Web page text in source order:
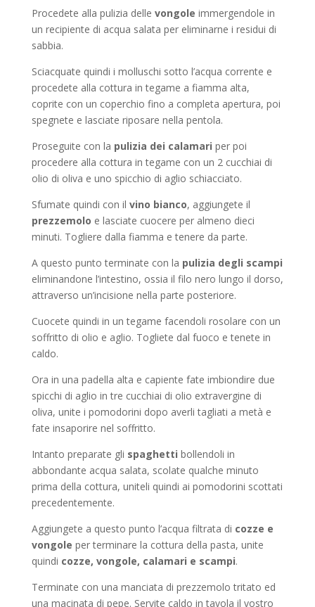
Procedete alla pulizia delle vongole immergendole in
un recipiente di acqua salata per eliminarne i residui di
sabbia.
Sciacquate quindi i molluschi sotto l’acqua corrente e
procedete alla cottura in tegame a fiamma alta,
coprite con un coperchio fino a completa apertura, poi
spegnete e lasciate riposare nella pentola.
Proseguite con la pulizia dei calamari per poi
procedere alla cottura in tegame con un 2 cucchiai di
olio di oliva e uno spicchio di aglio schiacciato.
Sfumate quindi con il vino bianco, aggiungete il
prezzemolo e lasciate cuocere per almeno dieci
minuti. Togliere dalla fiamma e tenere da parte.
A questo punto terminate con la pulizia degli scampi
eliminandone l’intestino, ossia il filo nero lungo il dorso,
attraverso un’incisione nella parte posteriore.
Cuocete quindi in un tegame facendoli rosolare con un
soffritto di olio e aglio. Togliete dal fuoco e tenete in
caldo.
Ora in una padella alta e capiente fate imbiondire due
spicchi di aglio in tre cucchiai di olio extravergine di
oliva, unite i pomodorini dopo averli tagliati a metà e
fate insaporire nel soffritto.
Intanto preparate gli spaghetti bollendoli in
abbondante acqua salata, scolate qualche minuto
prima della cottura, uniteli quindi ai pomodorini scottati
precedentemente.
Aggiungete a questo punto l’acqua filtrata di cozze e
vongole per terminare la cottura della pasta, unite
quindi cozze, vongole, calamari e scampi.
Terminate con una manciata di prezzemolo tritato ed
una macinata di pepe. Servite caldo in tavola il vostro